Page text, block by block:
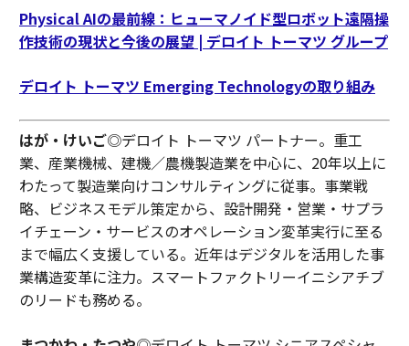
Physical AIの最前線：ヒューマノイド型ロボット遠隔操
作技術の現状と今後の展望 | デロイト トーマツ グループ
デロイト トーマツ Emerging Technologyの取り組み
はが・けいご◎デロイト トーマツ パートナー。重工
業、産業機械、建機／農機製造業を中心に、20年以上に
わたって製造業向けコンサルティングに従事。事業戦
略、ビジネスモデル策定から、設計開発・営業・サプラ
イチェーン・サービスのオペレーション変革実行に至る
まで幅広く支援している。近年はデジタルを活用した事
業構造変革に注力。スマートファクトリーイニシアチブ
のリードも務める。